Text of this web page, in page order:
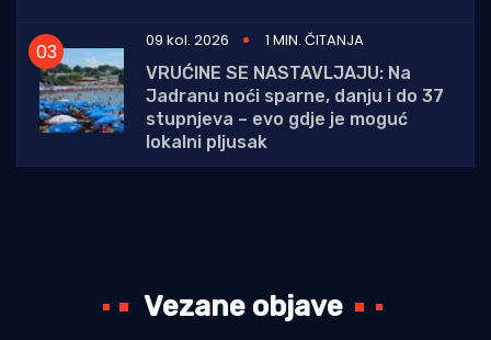
09 kol. 2026
1 MIN. ČITANJA
VRUĆINE SE NASTAVLJAJU: Na
Jadranu noći sparne, danju i do 37
stupnjeva – evo gdje je moguć
lokalni pljusak
Vezane objave